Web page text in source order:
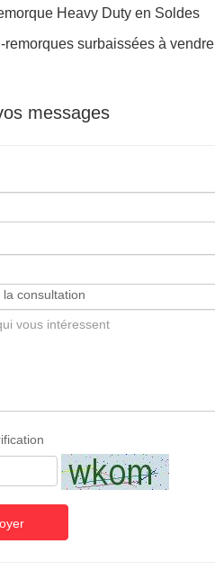
Heavy Duty en Soldes
remorques surbaissées à vendre
messages
consultation